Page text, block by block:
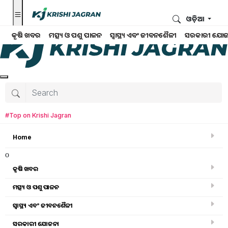
କୃଷି ଖବର ମତ୍ସ୍ୟ ଓ ପଶୁ ପାଳନ ସ୍ୱାସ୍ଥ୍ୟ ଏବଂ ଜୀବନଶୈଳୀ ସରକାରୀ
ଓଡ଼ିଆ
#Top on Krishi Jagran
Home
o
କୃଷି ଖବର
ମତ୍ସ୍ୟ ଓ ପଶୁ ପାଳନ
ସ୍ୱାସ୍ଥ୍ୟ ଏବଂ ଜୀବନଶୈଳୀ
ସରକାରୀ ଯୋଜନା
କୃଷି ଖବର